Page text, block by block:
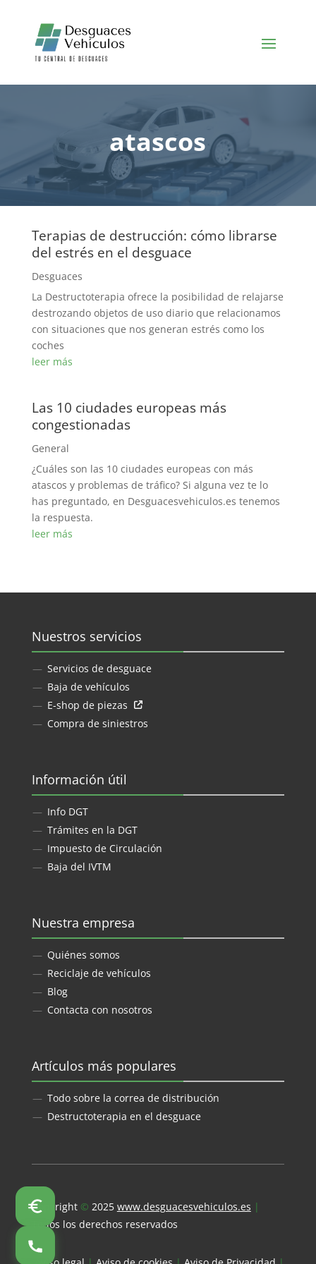
atascos
Terapias de destrucción: cómo librarse
del estrés en el desguace
Desguaces
La Destructoterapia ofrece la posibilidad de relajarse
destrozando objetos de uso diario que relacionamos
con situaciones que nos generan estrés como los
coches
leer más
Las 10 ciudades europeas más
congestionadas
General
¿Cuáles son las 10 ciudades europeas con más
atascos y problemas de tráfico? Si alguna vez te lo
has preguntado, en Desguacesvehiculos.es tenemos
la respuesta.
leer más
Nuestros servicios
Servicios de desguace
Baja de vehículos
E-shop de piezas
Compra de siniestros
Información útil
Info DGT
Trámites en la DGT
Impuesto de Circulación
Baja del IVTM
Nuestra empresa
Quiénes somos
Reciclaje de vehículos
Blog
Contacta con nosotros
Artículos más populares
Todo sobre la correa de distribución
Destructoterapia en el desguace
Copyright © 2025 www.desguacesvehiculos.es |
Todos los derechos reservados